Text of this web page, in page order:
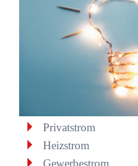
Privatstrom
Heizstrom
Gewerbestrom